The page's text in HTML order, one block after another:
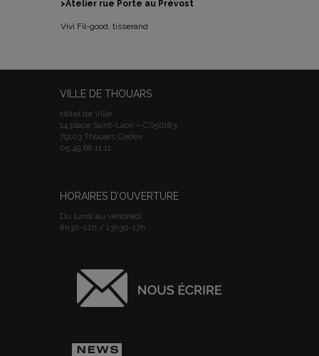
>Atelier rue Porte au Prévost
Vivi Fil-good, tisserand
VILLE DE THOUARS
Hôtel de Ville
14 place Saint-Laon – CS50183
79103 Thouars Cedex
05.49.68.11.11
HORAIRES D’OUVERTURE
Du lundi au vendredi :
8h30-12h / 13h30-17h